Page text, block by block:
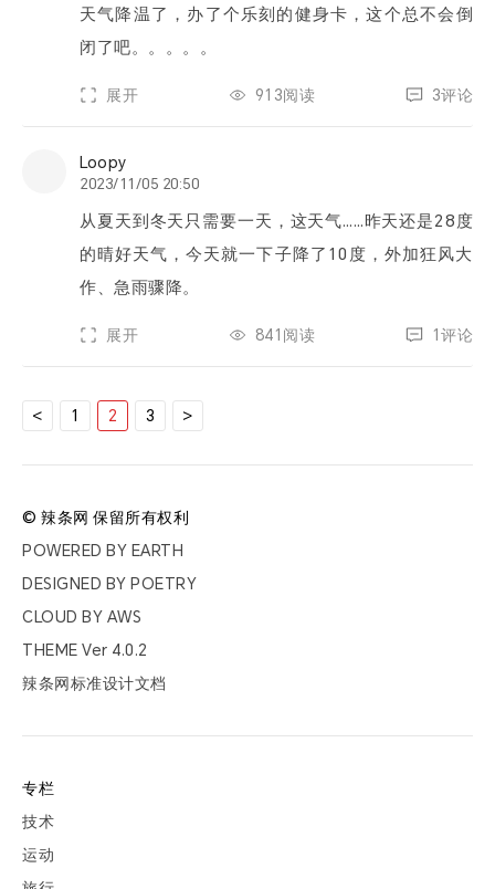
天气降温了，办了个乐刻的健身卡，这个总不会倒
闭了吧。。。。。
展开 913阅读 3评论
Loopy
2023/11/05 20:50
从夏天到冬天只需要一天，这天气……昨天还是28度
的晴好天气，今天就一下子降了10度，外加狂风大
作、急雨骤降。
展开 841阅读 1评论
文
页
< 1 2 3 >
© 辣条网 保留所有权利
POWERED BY EARTH
DESIGNED BY POETRY
CLOUD BY AWS
THEME Ver 4.0.2
辣条网标准设计文档
专栏
技术
运动